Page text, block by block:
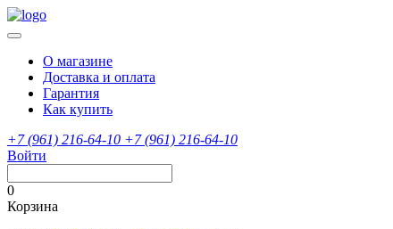
О магазине
Доставка и оплата
Гарантия
Как купить
+7 (961) 216-64-10 +7 (961) 216-64-10
Войти
0
Корзина